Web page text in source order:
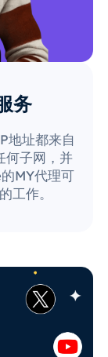
务
地址都来自
何子网，并
MY代理可
工作。